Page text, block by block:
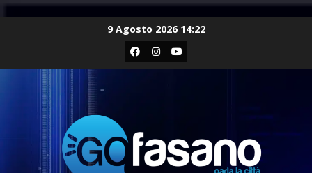
9 Agosto 2026 14:22
Facebook
Instagram
Youtube